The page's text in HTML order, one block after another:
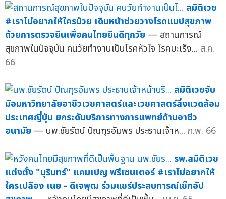
สมิติเวช
#เราไม่อยากให้ใครป่วย เดินหน้าช่วยวางโรดแมปสุขภาพ
ด้วยการตรวจยีนเพื่อคนไทยยีนดีทุกวัย — สถานการณ์
สุขภาพในปัจจุบัน คนวัยทำงานเป็นโรคหัวใจ โรคมะเร็ง... ส.ค.
66
สมิติเวชจับ
มือมหาวิทยาลัยอาชีวเวชศาสตร์และเวชศาสตร์สิ่งแวดล้อม
ประเทศญี่ปุ่น ยกระดับบริการทางการแพทย์ด้านอาชีว
อนามัย — นพ.ชัยรัตน์ ปัณฑุรอัมพร ประธานเจ้าห... ก.พ. 66
รพ.สมิติเวช
แต่งตั้ง "บุรินทร์" แคมเปญ พรีเซนเตอร์ #เราไม่อยากให้
ใครเปลือง เนย - ดีเจพุฒ ร่วมแชร์ประสบการณ์เช็กอัป